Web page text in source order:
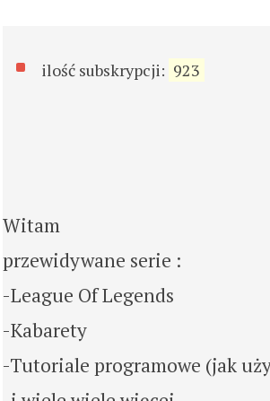
ilość subskrypcji: 923
Witam
przewidywane serie :
-League Of Legends
-Kabarety
-Tutoriale programowe (jak